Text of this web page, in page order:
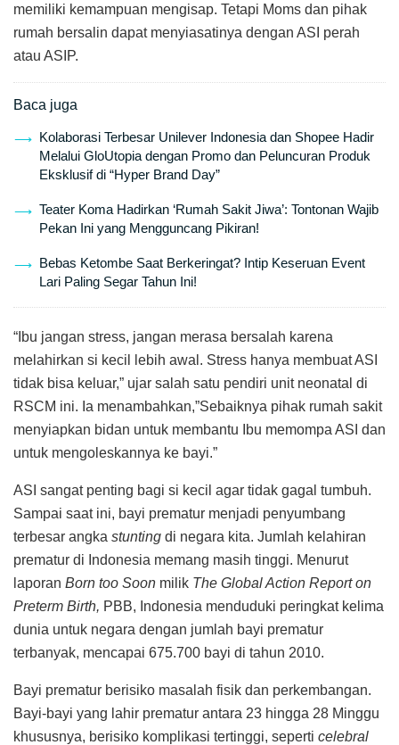
memiliki kemampuan mengisap. Tetapi Moms dan pihak
rumah bersalin dapat menyiasatinya dengan ASI perah
atau ASIP.
Baca juga
Kolaborasi Terbesar Unilever Indonesia dan Shopee Hadir
Melalui GloUtopia dengan Promo dan Peluncuran Produk
Eksklusif di “Hyper Brand Day”
Teater Koma Hadirkan ‘Rumah Sakit Jiwa’: Tontonan Wajib
Pekan Ini yang Mengguncang Pikiran!
Bebas Ketombe Saat Berkeringat? Intip Keseruan Event
Lari Paling Segar Tahun Ini!
“Ibu jangan stress, jangan merasa bersalah karena
melahirkan si kecil lebih awal. Stress hanya membuat ASI
tidak bisa keluar,” ujar salah satu pendiri unit neonatal di
RSCM ini. Ia menambahkan,”Sebaiknya pihak rumah sakit
menyiapkan bidan untuk membantu Ibu memompa ASI dan
untuk mengoleskannya ke bayi.”
ASI sangat penting bagi si kecil agar tidak gagal tumbuh.
Sampai saat ini, bayi prematur menjadi penyumbang
terbesar angka stunting di negara kita. Jumlah kelahiran
prematur di Indonesia memang masih tinggi. Menurut
laporan Born too Soon milik The Global Action Report on
Preterm Birth, PBB, Indonesia menduduki peringkat kelima
dunia untuk negara dengan jumlah bayi prematur
terbanyak, mencapai 675.700 bayi di tahun 2010.
Bayi prematur berisiko masalah fisik dan perkembangan.
Bayi-bayi yang lahir prematur antara 23 hingga 28 Minggu
khususnya, berisiko komplikasi tertinggi, seperti celebral